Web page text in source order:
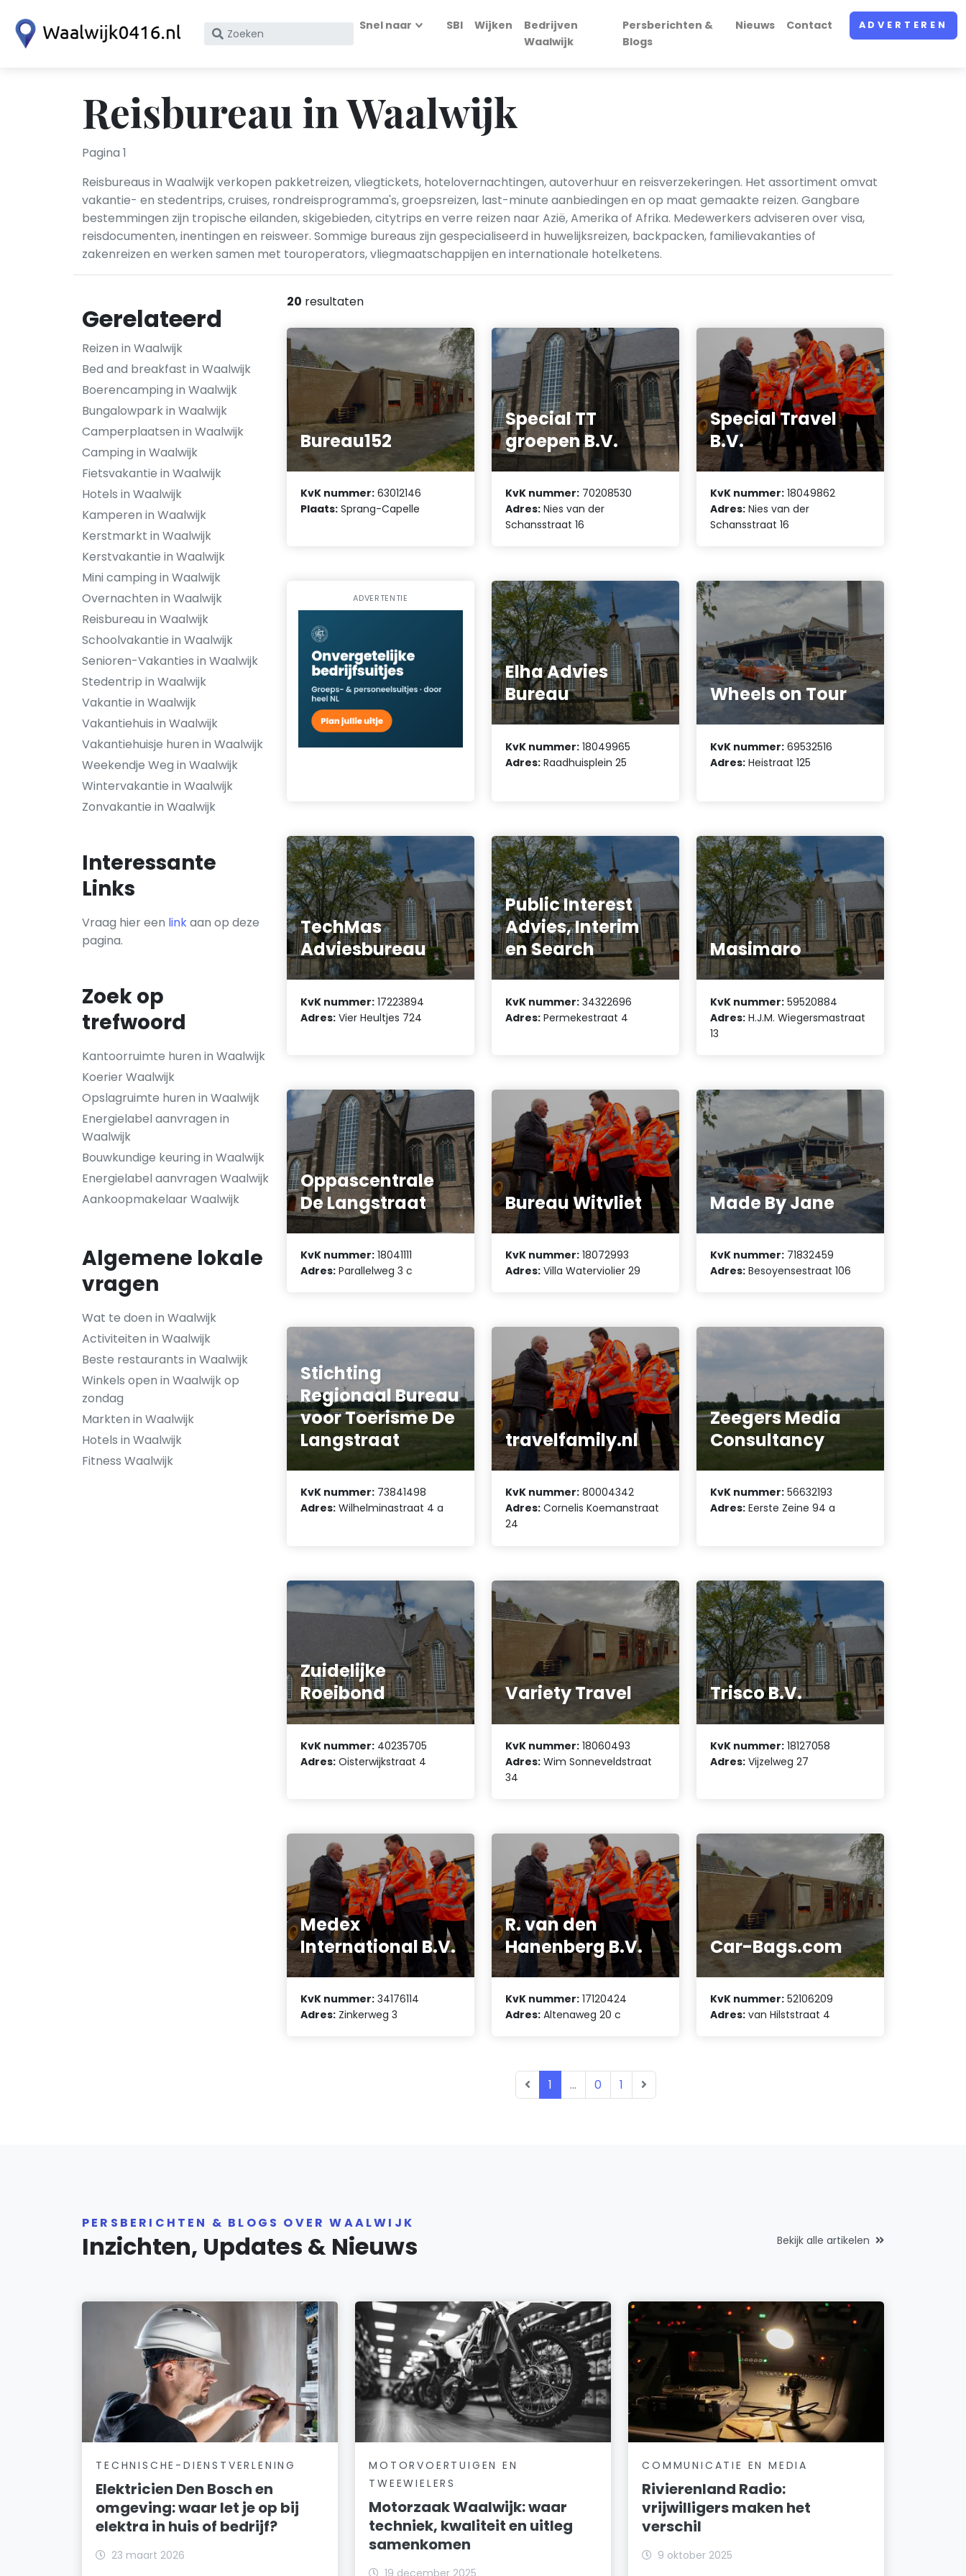
Zoek
KvK
nummer
Snel naar SBI Wijken
Bedrijven
Waalwijk
Persberichten &
Blogs
Nieuws Contact ADVERTEREN
Reisbureau in Waalwijk
Pagina 1
Reisbureaus in Waalwijk verkopen pakketreizen, vliegtickets, hotelovernachtingen, autoverhuur en reisverzekeringen. Het assortiment omvat
vakantie- en stedentrips, cruises, rondreis­programma's, groepsreizen, last-minute aanbiedingen en op maat gemaakte reizen. Gangbare
bestemmingen zijn tropische eilanden, skigebieden, citytrips en verre reizen naar Azië, Amerika of Afrika. Medewerkers adviseren over visa,
reisdocumenten, inentingen en reisweer. Sommige bureaus zijn gespecialiseerd in huwelijksreizen, backpacken, familievakanties of
zakenreizen en werken samen met touroperators, vliegmaatschappijen en internationale hotelketens.
Gerelateerd
Reizen in Waalwijk
Bed and breakfast in Waalwijk
Boerencamping in Waalwijk
Bungalowpark in Waalwijk
Camperplaatsen in Waalwijk
Camping in Waalwijk
Fietsvakantie in Waalwijk
Hotels in Waalwijk
Kamperen in Waalwijk
Kerstmarkt in Waalwijk
Kerstvakantie in Waalwijk
Mini camping in Waalwijk
Overnachten in Waalwijk
Reisbureau in Waalwijk
Schoolvakantie in Waalwijk
Senioren-Vakanties in Waalwijk
Stedentrip in Waalwijk
Vakantie in Waalwijk
Vakantiehuis in Waalwijk
Vakantiehuisje huren in Waalwijk
Weekendje Weg in Waalwijk
Wintervakantie in Waalwijk
Zonvakantie in Waalwijk
Interessante
Links
Vraag hier een linkaan op deze
pagina.
Zoek op
trefwoord
Kantoorruimte huren in Waalwijk
Koerier Waalwijk
Opslagruimte huren in Waalwijk
Energielabel aanvragen in
Waalwijk
Bouwkundige keuring in Waalwijk
Energielabel aanvragen Waalwijk
Aankoopmakelaar Waalwijk
Algemene lokale
vragen
Wat te doen in Waalwijk
Activiteiten in Waalwijk
Beste restaurants in Waalwijk
Winkels open in Waalwijk op
zondag
Markten in Waalwijk
Hotels in Waalwijk
Fitness Waalwijk
20 resultaten
Bureau152
KvK nummer: 63012146
Plaats: Sprang-Capelle
Special TT
groepen B.V.
KvK nummer: 70208530
Adres: Nies van der
Schansstraat 16
Special Travel
B.V.
KvK nummer: 18049862
Adres: Nies van der
Schansstraat 16
ADVERTENTIE
Elha Advies
Bureau
KvK nummer: 18049965
Adres: Raadhuisplein 25
Wheels on Tour
KvK nummer: 69532516
Adres: Heistraat 125
TechMas
Adviesbureau
KvK nummer: 17223894
Adres: Vier Heultjes 724
Public Interest
Advies, Interim
en Search
KvK nummer: 34322696
Adres: Permekestraat 4
Masimaro
KvK nummer: 59520884
Adres: H.J.M. Wiegersmastraat
13
Oppascentrale
De Langstraat
KvK nummer: 18041111
Adres: Parallelweg 3 c
Bureau Witvliet
KvK nummer: 18072993
Adres: Villa Waterviolier 29
Made By Jane
KvK nummer: 71832459
Adres: Besoyensestraat 106
Stichting
Regionaal Bureau
voor Toerisme De
Langstraat
KvK nummer: 73841498
Adres: Wilhelminastraat 4 a
travelfamily.nl
KvK nummer: 80004342
Adres: Cornelis Koemanstraat
24
Zeegers Media
Consultancy
KvK nummer: 56632193
Adres: Eerste Zeine 94 a
Zuidelijke
Roeibond
KvK nummer: 40235705
Adres: Oisterwijkstraat 4
Variety Travel
KvK nummer: 18060493
Adres: Wim Sonneveldstraat
34
Trisco B.V.
KvK nummer: 18127058
Adres: Vijzelweg 27
Medex
International B.V.
KvK nummer: 34176114
Adres: Zinkerweg 3
R. van den
Hanenberg B.V.
KvK nummer: 17120424
Adres: Altenaweg 20 c
Car-Bags.com
KvK nummer: 52106209
Adres: van Hilststraat 4
1 ... 0 1
PERSBERICHTEN & BLOGS OVER WAALWIJK
Inzichten, Updates & Nieuws Bekijk alle artikelen
TECHNISCHE-DIENSTVERLENING
Elektricien Den Bosch en
omgeving: waar let je op bij
elektra in huis of bedrijf?
23 maart 2026
MOTORVOERTUIGEN EN
TWEEWIELERS
Motorzaak Waalwijk: waar
techniek, kwaliteit en uitleg
samenkomen
COMMUNICATIE EN MEDIA
Rivierenland Radio:
vrijwilligers maken het
verschil
9 oktober 2025